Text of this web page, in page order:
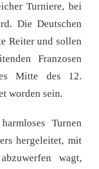
Turniere, bei
Die Deutschen
Reiter und sollen
Franzosen
Mitte des 12.
worden sein.
Turnen
hergeleitet, mit
wagt,